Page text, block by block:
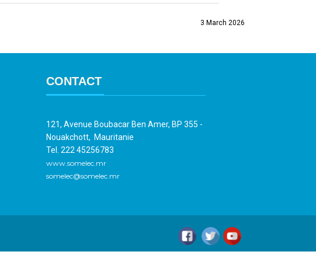
3 March 2026
CONTACT
121, Avenue Boubacar Ben Amer, BP 355 -
Nouakchott, Mauritanie
Tel. 222 45256783
www.somelec.mr
somelec@somelec.mr